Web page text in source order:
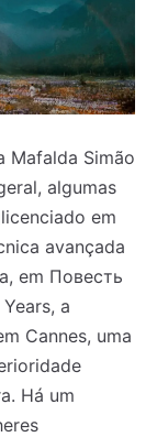
Mafalda Simão
algumas
em
avançada
em Повесть
a
Cannes, uma
Há um